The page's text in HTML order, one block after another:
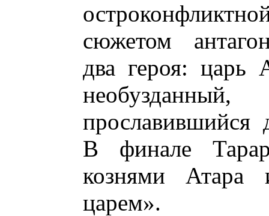
сюжетом
два героя: царь
прославившийся
В финале
кознями Атара
царем».